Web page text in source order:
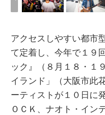
アクセスしやすい都市
て定着し、今年で１９
ック』（８月１８・１
イランド」（大阪市此
ーティストが１０日に
ＯＣＫ、ナオト・イン